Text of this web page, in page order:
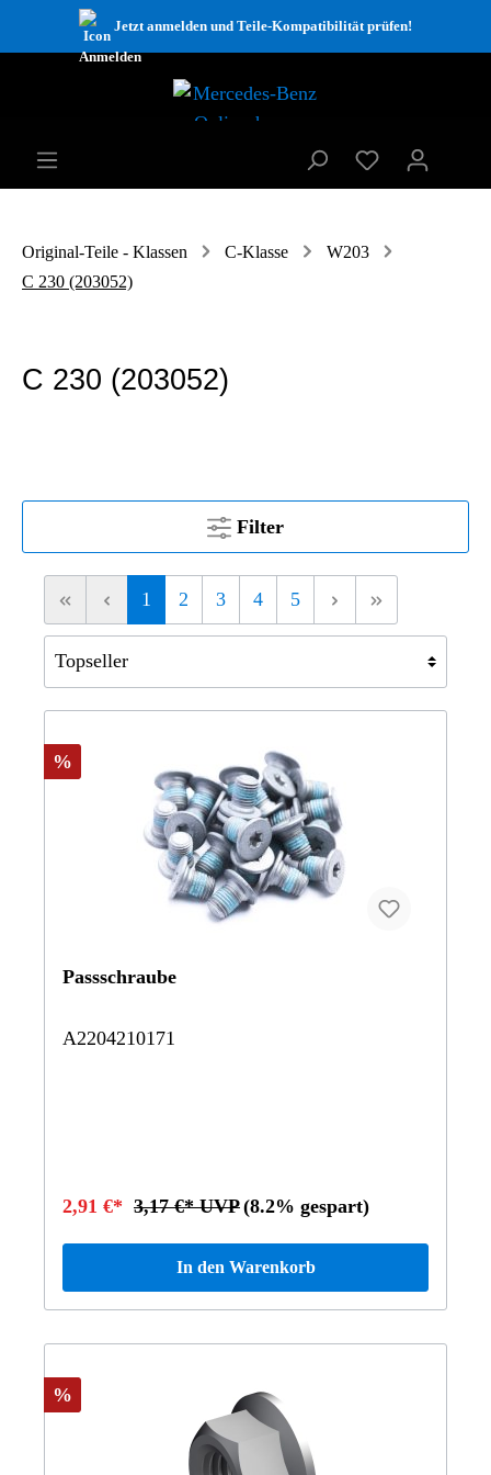
Jetzt anmelden und Teile-Kompatibilität prüfen!
Original-Teile - Klassen C-Klasse
W203
C 230 (203052)
C 230 (203052)
Filter
1 2 3 4 5
%
Passschraube
A2204210171
2,91 €* 3,17 €* UVP(8.2% gespart)
In den Warenkorb
%